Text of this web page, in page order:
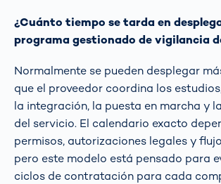
¿Cuánto tiempo se tarda en
programa gestionado de vigilancia
Normalmente se pueden desplegar
que el proveedor coordina los
la integración, la puesta en marcha y
del servicio. El calendario exacto
permisos, autorizaciones legales y
pero este modelo está pensado para
ciclos de contratación para cada